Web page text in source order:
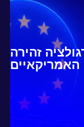
זהירה